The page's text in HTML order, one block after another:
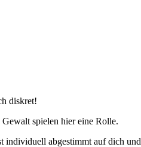
diskret!
spielen hier eine Rolle.
individuell abgestimmt auf dich und